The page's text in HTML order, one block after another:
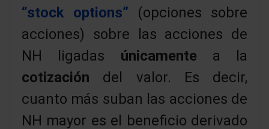
“stock options”
(opciones sobre
acciones) sobre las acciones de
NH ligadas únicamente a la
cotización del valor. Es decir,
cuanto más suban las acciones de
NH mayor es el beneficio derivado